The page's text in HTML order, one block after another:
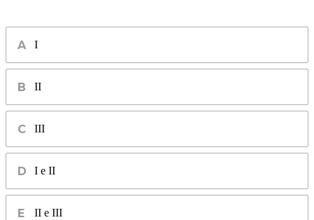
I
II
III
I e II
II e III